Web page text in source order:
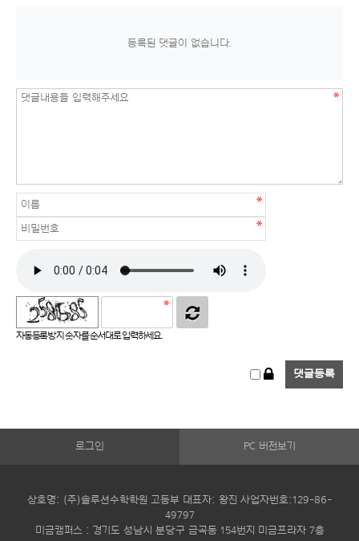
등록된 댓글이 없습니다.
자동등록방지 숫자를 순서대로 입력하세요.
로그인 PC 버전보기
상호명: (주)솔루션수학학원 고등부 대표자: 왕진 사업자번호:129-86-
49797
미금캠퍼스 : 경기도 성남시 분당구 금곡동 154번지 미금프라자 7층